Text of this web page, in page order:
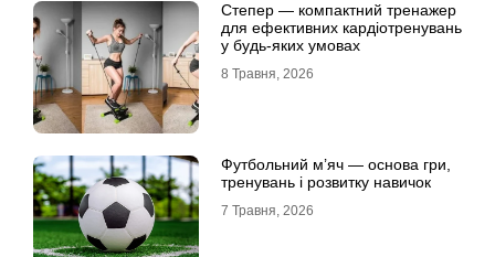
Степер — компактний тренажер
для ефективних кардіотренувань
у будь-яких умовах
8 Травня, 2026
Футбольний м’яч — основа гри,
тренувань і розвитку навичок
7 Травня, 2026